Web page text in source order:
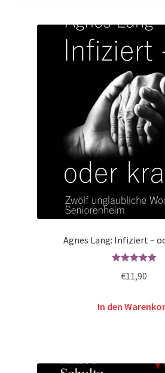
Agnes Lang: Infiziert –
von 5
€11,90
In den